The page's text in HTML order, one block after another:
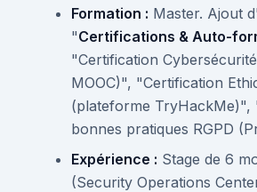
Formation : Master. Ajout
"Certifications & Auto-
"Certification
MOOC)", "Certification
(plateforme TryHackMe)",
bonnes pratiques RGPD
Expérience : Stage de 6
(Security Operations